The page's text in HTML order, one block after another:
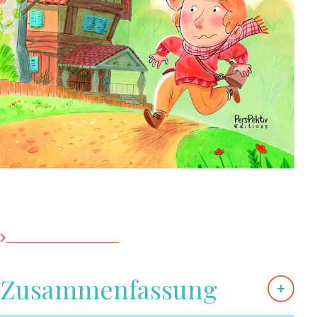
2025
Kontakt
Buchhandlungen
Zusammenfassung